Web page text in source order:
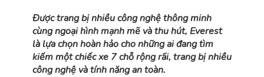
Được trang bị nhiều công nghệ thông minh
cùng ngoại hình mạnh mẽ và thu hút, Everest
là lựa chọn hoàn hảo cho những ai đang tìm
kiếm một chiếc xe 7 chỗ rộng rãi, trang bị nhiều
công nghệ và tính năng an toàn.